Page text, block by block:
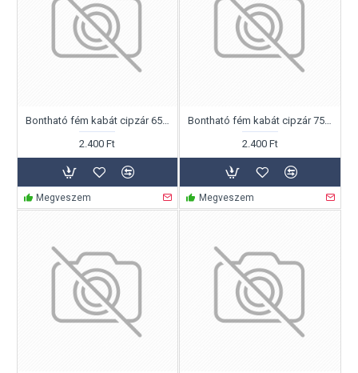
Bontható fém kabát cipzár 65cm
2.400 Ft
Megveszem
2.400 Ft
Megveszem